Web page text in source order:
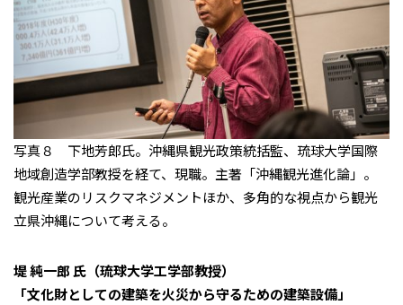
写真８ 下地芳郎氏。沖縄県観光政策統括監、琉球大学国際
地域創造学部教授を経て、現職。主著「沖縄観光進化論」。
観光産業のリスクマネジメントほか、多角的な視点から観光
立県沖縄について考える。
堤 純一郎 氏（琉球大学工学部教授）
「文化財としての建築を火災から守るための建築設備」